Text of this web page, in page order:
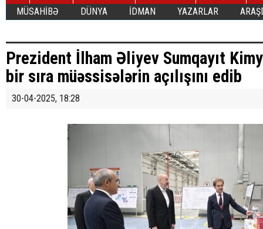
MÜSAHİBƏ DÜNYA İDMAN YAZARLAR
Prezident İlham Əliyev Sumqayıt
bir sıra müəssisələrin açılışını edib
30-04-2025, 18:28